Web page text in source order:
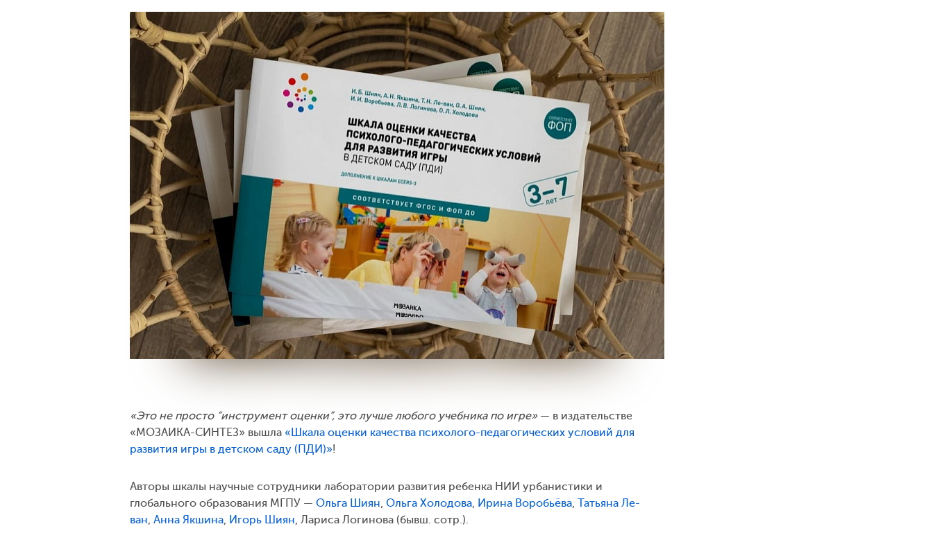
«Это не просто “инструмент оценки”, это лучше любого учебника по игре»— в издательстве
«МОЗАИКА-СИНТЕЗ» вышла «Шкала оценки качества психолого-педагогических условий для
развития игры в детском саду (ПДИ)»!
Авторы шкалы научные сотрудники лаборатории развития ребенка НИИ урбанистики и
глобального образования МГПУ — Ольга Шиян Ольга Холодова Ирина Воробьёва Татьяна Ле-
ван Анна Якшина Игорь Шиян , Лариса Логинова (бывш. сотр.).